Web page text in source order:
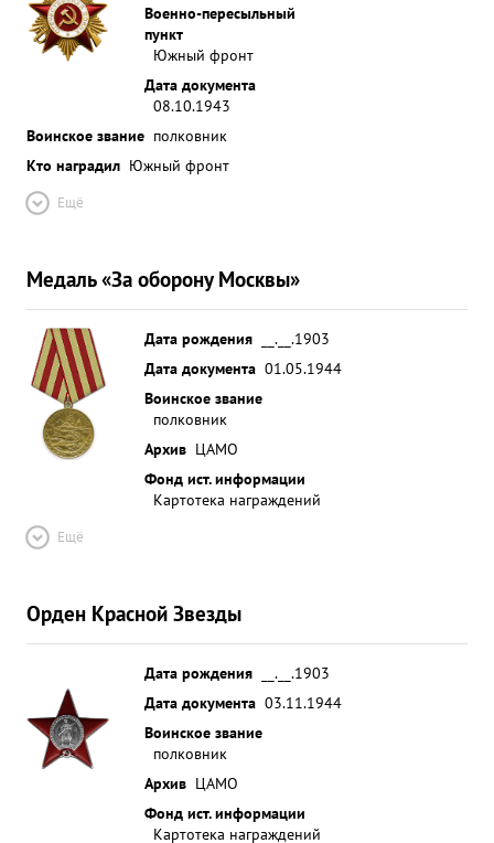
Военно-пересыльный
пункт
Южный фронт
Дата документа
08.10.1943
Воинское звание полковник
Кто наградил Южный фронт
Ещё
Медаль «За оборону Москвы»
Дата рождения
__.__.1903
Дата документа 01.05.1944
Воинское звание
полковник
Архив ЦАМО
Фонд ист. информации
Картотека награждений
Ещё
Орден Красной Звезды
Дата рождения
__.__.1903
Дата документа 03.11.1944
Воинское звание
полковник
Архив ЦАМО
Фонд ист. информации
Картотека награждений